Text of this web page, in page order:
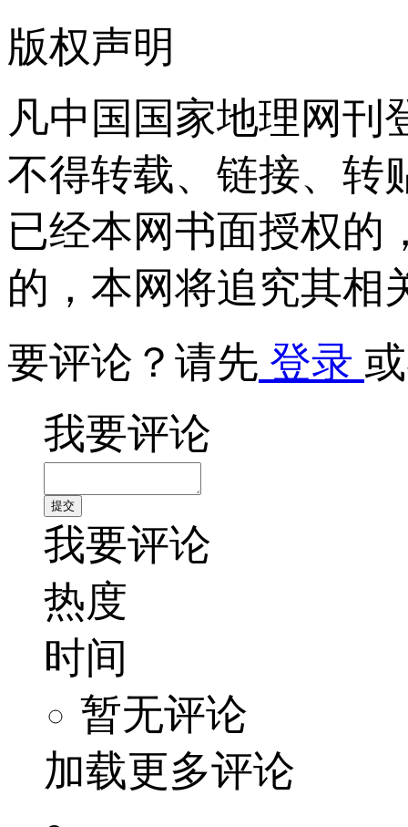
版权声明
凡中国国家地理网刊
不得转载、链接、转
已经本网书面授权的
的，本网将追究其相
要评论？请先 登录
我要评论
我要评论
热度
时间
暂无评论
加载更多评论